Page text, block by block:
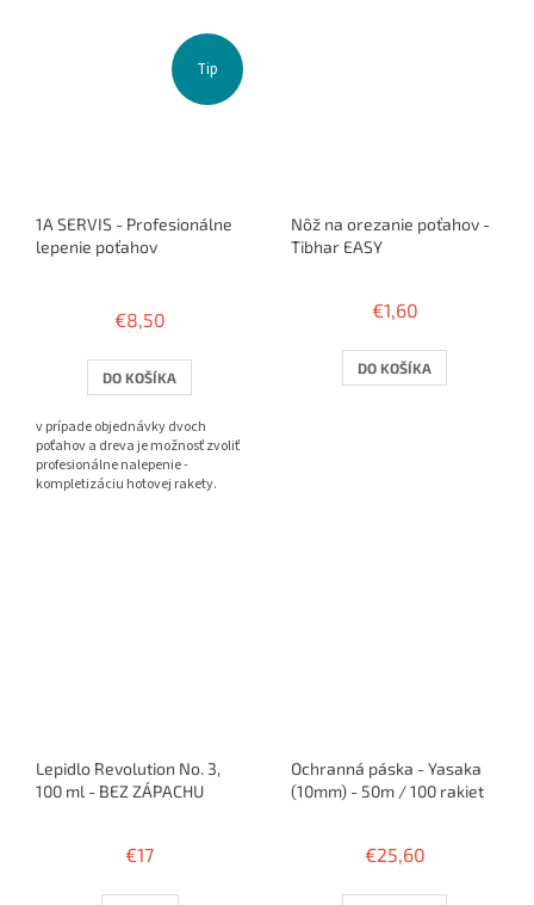
Tip
1A SERVIS - Profesionálne
lepenie poťahov
produktu
3,8
z
hviezdičiek.
€8,50
DO KOŠÍKA
v prípade objednávky dvoch
poťahov a dreva je možnosť zvoliť
profesionálne nalepenie -
kompletizáciu hotovej rakety.
Nôž na orezanie poťahov -
Tibhar EASY
€1,60
DO KOŠÍKA
Lepidlo Revolution No. 3,
100 ml - BEZ ZÁPACHU
€17
Ochranná páska - Yasaka
(10mm) - 50m / 100 rakiet
€25,60